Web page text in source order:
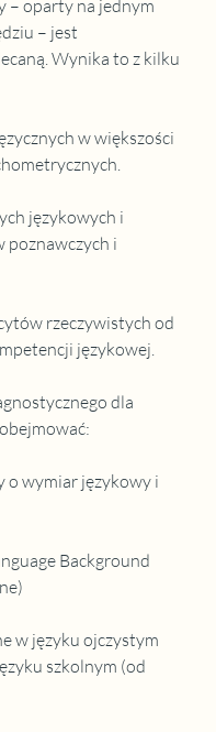
– oparty na jednym
– jest
Wynika to z kilku
w większości
językowych i
i
rzeczywistych od
językowej.
dla
o wymiar językowy i
Background
w języku ojczystym
szkolnym (od